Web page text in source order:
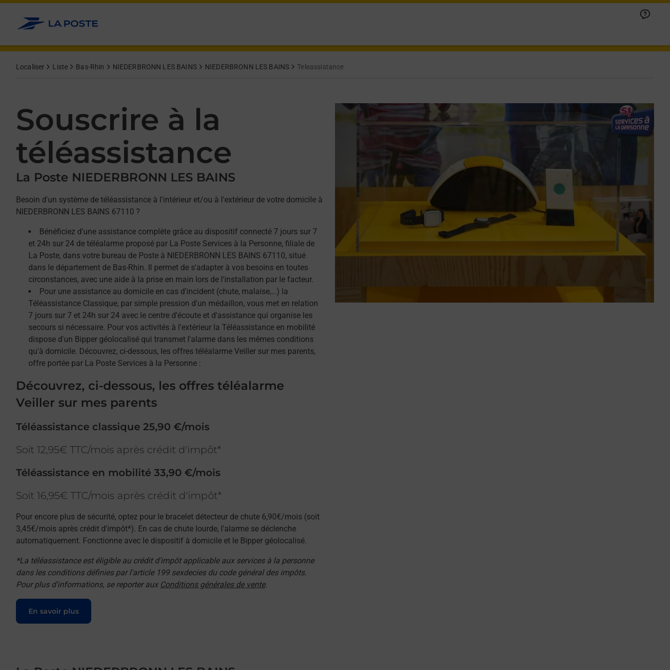
Allez au contenu
Localiser Liste Bas-Rhin NIEDERBRONN LES BAINS NIEDERBRONN LES BAINS Teleassistance
Souscrire à la
téléassistance
La Poste NIEDERBRONN LES BAINS
Besoin d'un système de téléassistance à l'intérieur et/ou à l'extérieur de votre domicile à
NIEDERBRONN LES BAINS 67110 ?
Bénéficiez d'une assistance complète grâce au dispositif connecté 7 jours sur 7
et 24h sur 24 de téléalarme proposé par La Poste Services à la Personne, filiale de
La Poste, dans votre bureau de Poste à NIEDERBRONN LES BAINS 67110, situé
dans le département de Bas-Rhin. Il permet de s'adapter à vos besoins en toutes
circonstances, avec une aide à la prise en main lors de l'installation par le facteur.
Pour une assistance au domicile en cas d'incident (chute, malaise,…) la
Téléassistance Classique, par simple pression d'un médaillon, vous met en relation
7 jours sur 7 et 24h sur 24 avec le centre d'écoute et d'assistance qui organise les
secours si nécessaire. Pour vos activités à l'extérieur la Téléassistance en mobilité
dispose d'un Bipper géolocalisé qui transmet l'alarme dans les mêmes conditions
qu'à domicile. Découvrez, ci-dessous, les offres téléalarme Veiller sur mes parents,
offre portée par La Poste Services à la Personne :
Découvrez, ci-dessous, les offres téléalarme
Veiller sur mes parents
Téléassistance classique 25,90 €/mois
Soit 12,95€ TTC/mois après crédit d'impôt*
Téléassistance en mobilité 33,90 €/mois
Soit 16,95€ TTC/mois après crédit d'impôt*
Pour encore plus de sécurité, optez pour le bracelet détecteur de chute 6,90€/mois (soit
3,45€/mois après crédit d'impôt*). En cas de chute lourde, l'alarme se déclenche
automatiquement. Fonctionne avec le dispositif à domicile et le Bipper géolocalisé.
*La téléassistance est éligible au crédit d'impôt applicable aux services à la personne
dans les conditions définies par l'article 199 sexdecies du code général des impôts.
Pour plus d'informations, se reporter aux Conditions générales de vente.
En savoir plus
Le lien s'ouvre dans un nouvel onglet
Afficher ou masquer la réponse
Afficher ou masquer la réponse
Afficher ou masquer la réponse